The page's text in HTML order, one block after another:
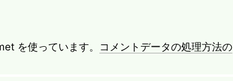
を使っています。 コメントデータの処理方法の